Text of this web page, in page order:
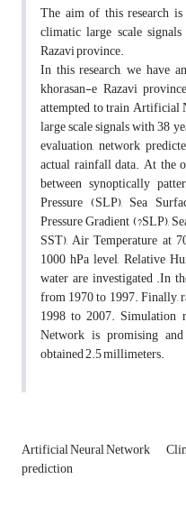
The aim of this research
climatic large scale
Razavi province.
In this research, we have
khorasan-e Razavi
attempted to train Artificial
large scale signals with 38
evaluation, network
actual rainfall data. At the
between synoptically
Pressure (SLP), Sea
Pressure Gradient (?SLP),
SST), Air Temperature at
1000 hPa level, Relative
water are investigated .In
from 1970 to 1997.
1998 to 2007. Simulation
Network is promising
obtained 2.5 millimeters.
Artificial Neural Network
prediction